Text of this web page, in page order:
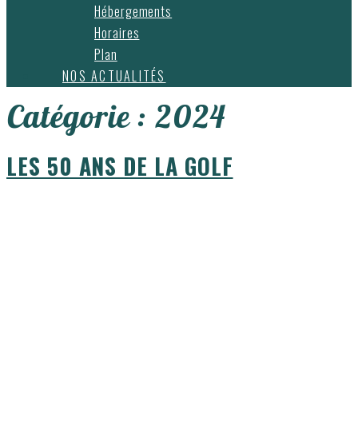
Hébergements
Horaires
Plan
NOS ACTUALITÉS
Catégorie :2024
LES 50 ANS DE LA GOLF